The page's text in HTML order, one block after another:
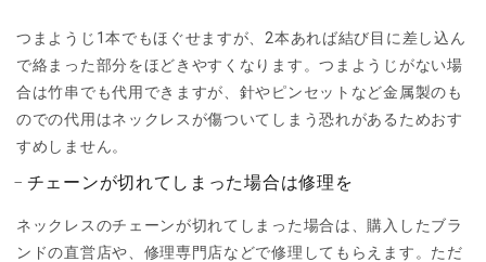
つまようじ1本でもほぐせますが、2本あれば結び目に差し込ん
で絡まった部分をほどきやすくなります。つまようじがない場
合は竹串でも代用できますが、針やピンセットなど金属製のも
のでの代用はネックレスが傷ついてしまう恐れがあるためおす
すめしません。
チェーンが切れてしまった場合は修理を
ネックレスのチェーンが切れてしまった場合は、購入したブラ
ンドの直営店や、修理専門店などで修理してもらえます。ただ